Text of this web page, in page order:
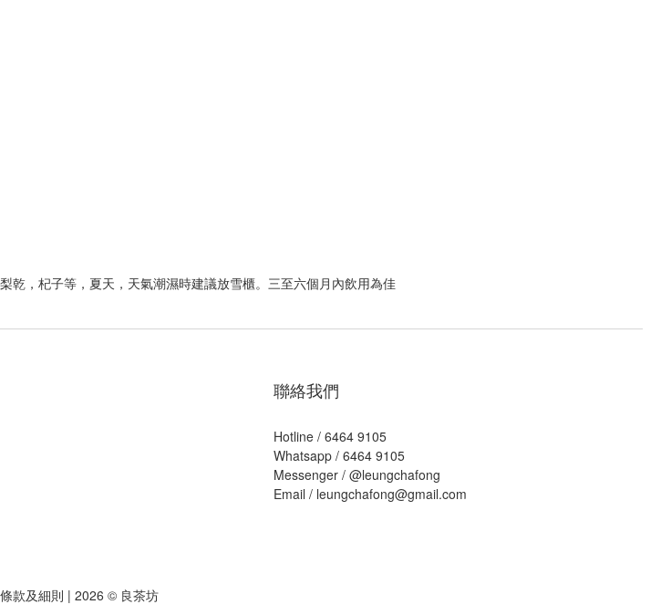
乾，杞子等，夏天，天氣潮濕時建議放雪櫃。三至六個月內飲用為佳
聯絡我們
Hotline / 6464 9105
Whatsapp / 6464 9105
Messenger / @leungchafong
Email / leungchafong@gmail.com
條款及細則 | 2026 © 良茶坊